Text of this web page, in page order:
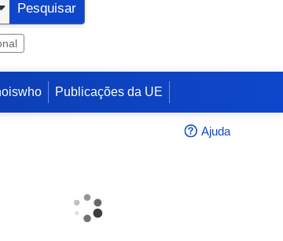
Pesquisar
Publicações da UE
Ajuda